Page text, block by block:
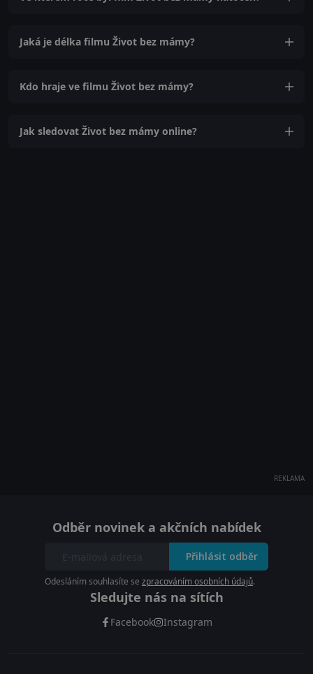
Jaká je délka filmu Život bez mámy?
Kdo hraje ve filmu Život bez mámy?
Jak sledovat Život bez mámy online?
REKLAMA
Odběr novinek a akčních nabídek
Přihlásit odběr
Odesláním souhlasíte se zpracováním osobních údajů.
Sledujte nás na sítích
Facebook Instagram